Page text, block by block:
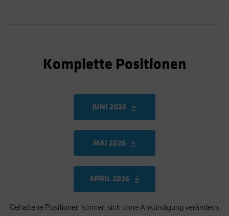
Komplette Positionen
JUNI 2026
MAI 2026
APRIL 2026
Gehaltene Positionen können sich ohne Ankündigung verändern.